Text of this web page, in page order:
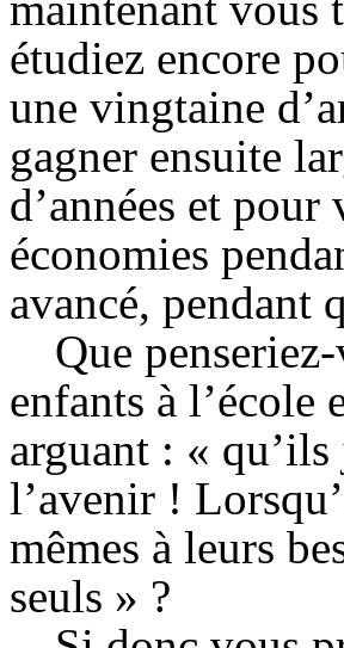
étudiez encore
une vingtaine
gagner ensuite
d’années et
économies
avancé, pendant
Que
enfants à l’école
arguant : «
l’avenir !
mêmes à leurs
seuls » ?